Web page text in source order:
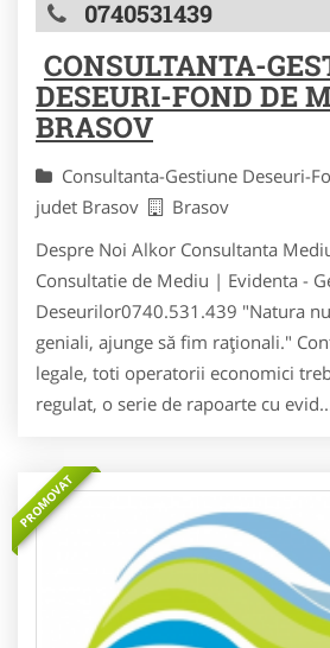
0740531439
CONSULTANTA-
DESEURI-FOND DE
BRASOV
Consultanta-Gestiune Deseuri-
judet Brasov
Brasov
Despre Noi Alkor Consultanta
Consultatie de Mediu | Evidenta -
Deseurilor0740.531.439 "Natura
geniali, ajunge să fim raţionali."
legale, toti operatorii economici
regulat, o serie de rapoarte cu
PROMOVAT